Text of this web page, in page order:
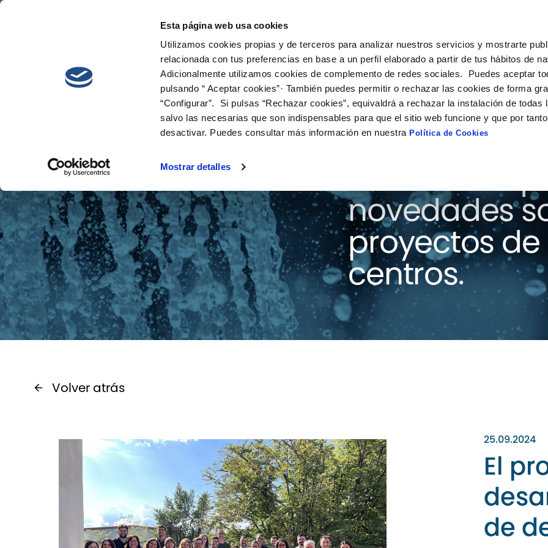
Esta página web usa cookies
Utilizamos cookies propias y de terceros para analizar nuestros servicios y mostrarte
relacionada con tus preferencias en base a un perfil elaborado a partir de tus hábitos de
Adicionalmente utilizamos cookies de complemento de redes sociales. Puedes aceptar
pulsando “ Aceptar cookies”· También puedes permitir o rechazar las cookies de forma
“Configurar”. Si pulsas “Rechazar cookies”, equivaldrá a rechazar la instalación de todas
salvo las necesarias que son indispensables para que el sitio web funcione y que por
desactivar. Puedes consultar más información en nuestraPolítica de Cookies
Mostrar detalles
Cetaqua Innovación
Noticias Consulta
novedades
proyectos
centros.
Volver atrás
25.09.2024
El
de